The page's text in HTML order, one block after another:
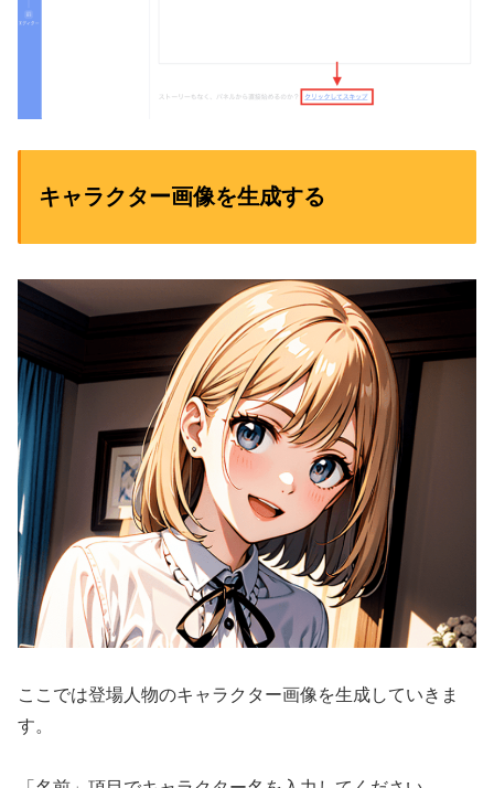
キャラクター画像を生成する
ここでは登場人物のキャラクター画像を生成していきま
す。